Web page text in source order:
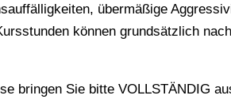
übermäßige
können grundsätzlich
bringen Sie bitte VOLLSTÄNDIG